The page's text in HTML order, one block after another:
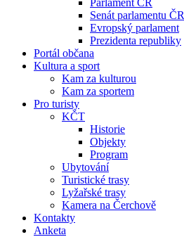
Parlament ČR
Senát parlamentu ČR
Evropský parlament
Prezidenta republiky
Portál občana
Kultura a sport
Kam za kulturou
Kam za sportem
Pro turisty
KČT
Historie
Objekty
Program
Ubytování
Turistické trasy
Lyžařské trasy
Kamera na Čerchově
Kontakty
Anketa